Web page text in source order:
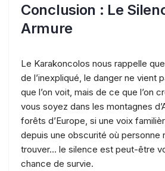
Conclusion : Le
Armure
Le Karakoncolos nous rappelle
de l’inexpliqué, le danger ne vient
que l’on voit, mais de ce que l’on
vous soyez dans les montagnes
forêts d’Europe, si une voix
depuis une obscurité où personne
trouver… le silence est peut-être
chance de survie.